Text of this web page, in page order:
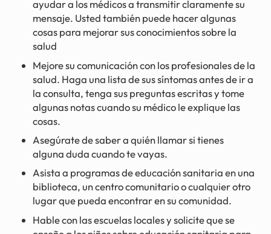
ayudar a los médicos a transmitir claramente su
mensaje. Usted también puede hacer algunas
cosas para mejorar sus conocimientos sobre la
salud
Mejore su comunicación con los profesionales de la
salud. Haga una lista de sus síntomas antes de ir a
la consulta, tenga sus preguntas escritas y tome
algunas notas cuando su médico le explique las
cosas.
Asegúrate de saber a quién llamar si tienes
alguna duda cuando te vayas.
Asista a programas de educación sanitaria en una
biblioteca, un centro comunitario o cualquier otro
lugar que pueda encontrar en su comunidad.
Hable con las escuelas locales y solicite que se